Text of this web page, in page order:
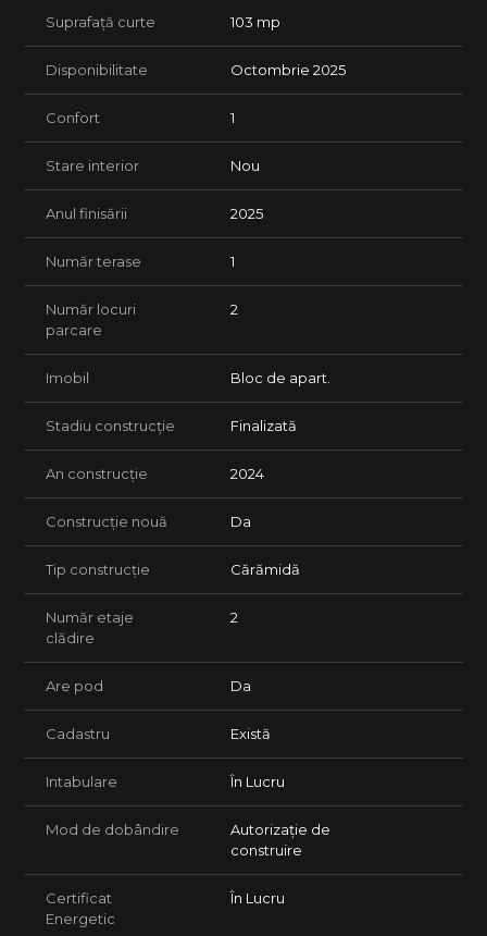
Suprafață curte 103 mp
Disponibilitate Octombrie 2025
Confort 1
Stare interior Nou
Anul finisării 2025
Număr terase 1
Număr locuri
parcare
2
Imobil Bloc de apart.
Stadiu construcție Finalizată
An construcție 2024
Construcție nouă Da
Tip construcție Cărămidă
Număr etaje
clădire
2
Are pod Da
Cadastru Există
Intabulare În Lucru
Mod de dobândire
Autorizație de
construire
Certificat
Energetic
În Lucru